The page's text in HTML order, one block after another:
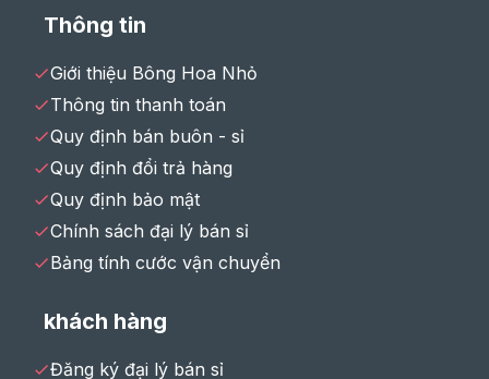
Thông tin
Giới thiệu Bông Hoa Nhỏ
Thông tin thanh toán
Quy định bán buôn - sỉ
Quy định đổi trả hàng
Quy định bảo mật
Chính sách đại lý bán sỉ
Bảng tính cước vận chuyển
khách hàng
Đăng ký đại lý bán sỉ